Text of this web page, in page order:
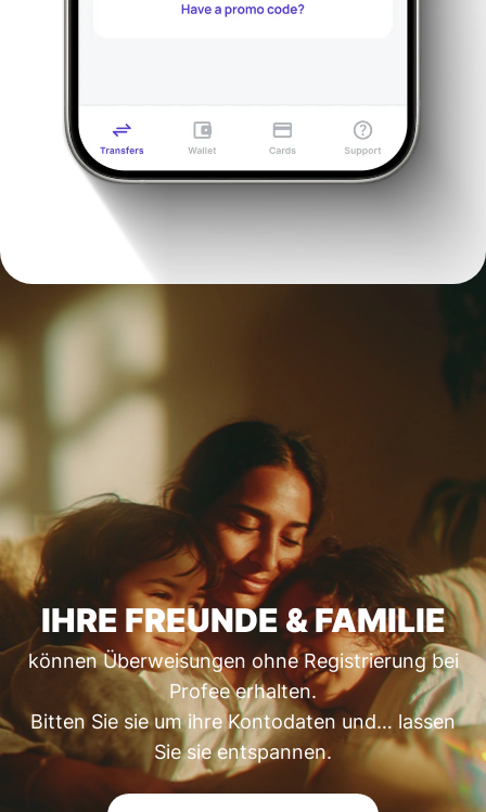
IHRE FREUNDE & FAMILIE
können Überweisungen ohne Registrierung bei
Profee erhalten.
Bitten Sie sie um ihre Kontodaten und… lassen
Sie sie entspannen.